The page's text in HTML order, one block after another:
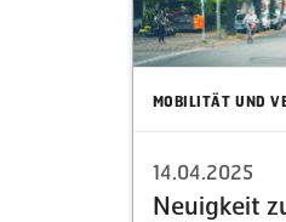
MOBILITÄT UND
14.04.2025
Neuigkeit